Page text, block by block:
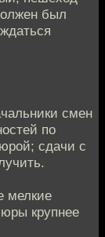
был
смен
по
сдачи с
мелкие
крупнее